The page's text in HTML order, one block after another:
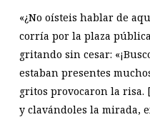
«¿No oísteis hablar de
corría por la plaza
gritando sin cesar:
estaban presentes
gritos provocaron la risa.
y clavándoles la mirada,